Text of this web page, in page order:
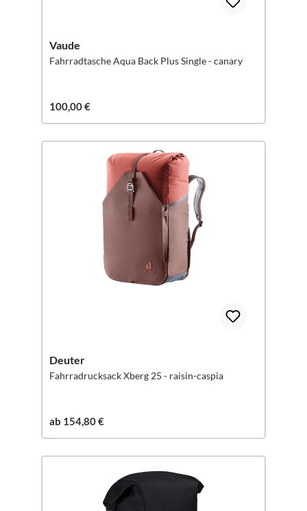
Vaude
Fahrradtasche Aqua Back Plus Single - canary
100,00 €
Deuter
Fahrradrucksack Xberg 25 - raisin-caspia
ab 154,80 €